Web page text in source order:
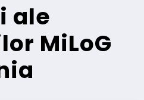
ale
MiLoG